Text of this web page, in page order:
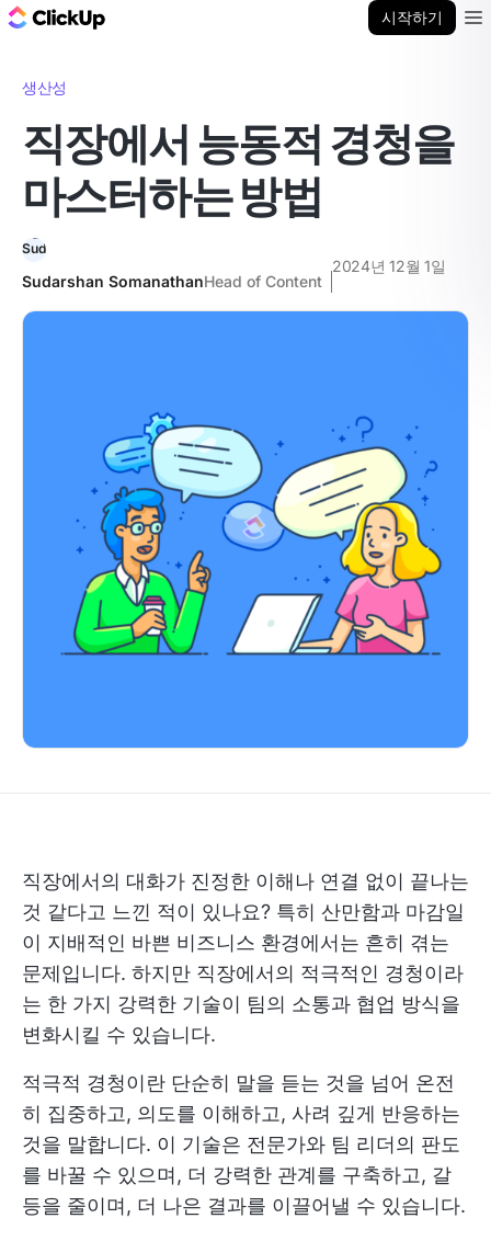
시작하기
생산성
직장에서 능동적 경청을
마스터하는 방법
Sudarshan SomanathanHead of Content
2024년 12월 1일
직장에서의 대화가 진정한 이해나 연결 없이 끝나는
것 같다고 느낀 적이 있나요? 특히 산만함과 마감일
이 지배적인 바쁜 비즈니스 환경에서는 흔히 겪는
문제입니다. 하지만 직장에서의 적극적인 경청이라
는 한 가지 강력한 기술이 팀의 소통과 협업 방식을
변화시킬 수 있습니다.
적극적 경청이란 단순히 말을 듣는 것을 넘어 온전
히 집중하고, 의도를 이해하고, 사려 깊게 반응하는
것을 말합니다. 이 기술은 전문가와 팀 리더의 판도
를 바꿀 수 있으며, 더 강력한 관계를 구축하고, 갈
등을 줄이며, 더 나은 결과를 이끌어낼 수 있습니다.